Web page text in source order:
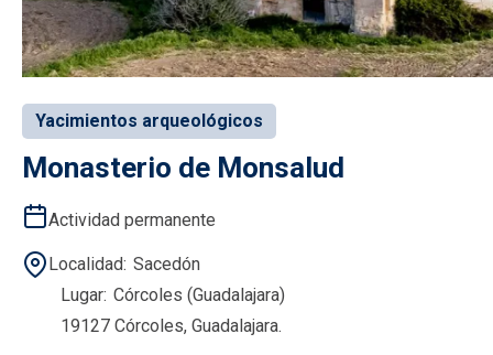
Yacimientos arqueológicos
Monasterio de Monsalud
Actividad permanente
Localidad Sacedón
Lugar Córcoles (Guadalajara)
19127 Córcoles, Guadalajara.